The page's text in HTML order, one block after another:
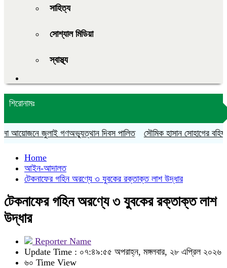
সাহিত্য
সোশ্যাল মিডিয়া
স্বাস্থ্য
শিরোনামঃ
জুলাই গণঅভ্যুত্থান দিবস পালিত সৌমিক হাসান সোহাগের
Home
আইন-আদালত
টেকনাফের গহিন অরণ্যে ৩ যুবকের রক্তাক্ত লাশ উদ্ধার
টেকনাফের গহিন অরণ্যে ৩ যুবকের রক্তাক্ত লাশ
উদ্ধার
Reporter Name
Update Time : ০৭:৪৯:৫৫ অপরাহ্ন, মঙ্গলবার, ২৮ এপ্রিল ২০২৬
৬০ Time View